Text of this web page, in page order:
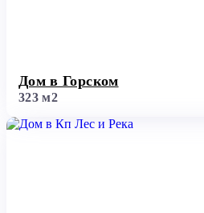
Дом в Горском
323 м2